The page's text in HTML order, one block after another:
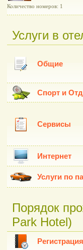
Количество номеров: 1
Услуги в
Общие
Спорт и
Сервисы
Интернет
Услуги по
Порядок
Park Hotel)
Регистрация